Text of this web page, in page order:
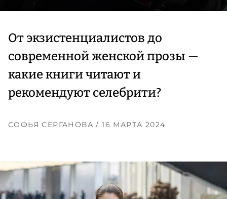
От экзистенциалистов до
современной женской прозы —
какие книги читают и
рекомендуют селебрити?
СОФЬЯ СЕРГАНОВА/ 16 МАРТА 2024